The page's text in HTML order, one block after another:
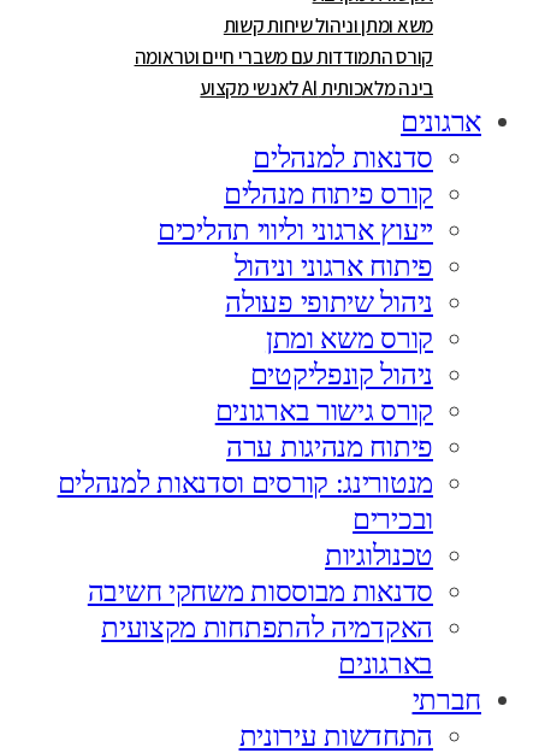
משא ומתן וניהול שיחות קשות
קורס התמודדות עם משברי חיים וטראומה
בינה מלאכותית AI לאנשי מקצוע
ארגונים
סדנאות למנהלים
קורס פיתוח מנהלים
ייעוץ ארגוני וליווי תהליכים
פיתוח ארגוני וניהול
ניהול שיתופי פעולה
קורס משא ומתן
ניהול קונפליקטים
קורס גישור בארגונים
פיתוח מנהיגות ערה
מנטורינג: קורסים וסדנאות למנהלים
ובכירים
טכנולוגיות
סדנאות מבוססות משחקי חשיבה
האקדמיה להתפתחות מקצועית
בארגונים
חברתי
התחדשות עירונית